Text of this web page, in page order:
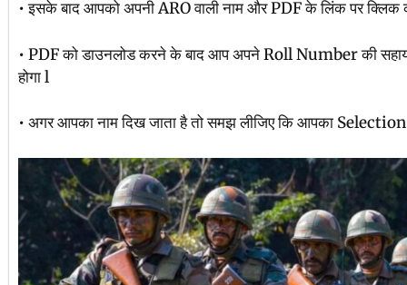
• इसके बाद आपको अपनी ARO वाली नाम और PDF के लिंक पर क्लिक
• PDF को डाउनलोड करने के बाद आप अपने Roll Number की
होगा l
• अगर आपका नाम दिख जाता है तो समझ लीजिए कि आपका